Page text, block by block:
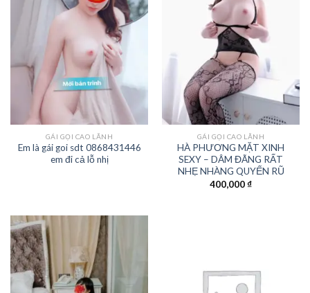
GÁI GỌI CAO LÃNH
Em là gái goi sdt 0868431446
em đi cả lỗ nhị
GÁI GỌI CAO LÃNH
HÀ PHƯƠNG MẶT XINH
SEXY – DÂM ĐÃNG RẤT
NHẸ NHÀNG QUYẾN RŨ
400,000₫